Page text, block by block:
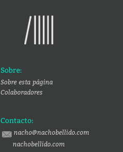
Sobre:
Sobre esta página
Colaboradores
Contacto:
nacho@nachobellido.com
nachobellido.com